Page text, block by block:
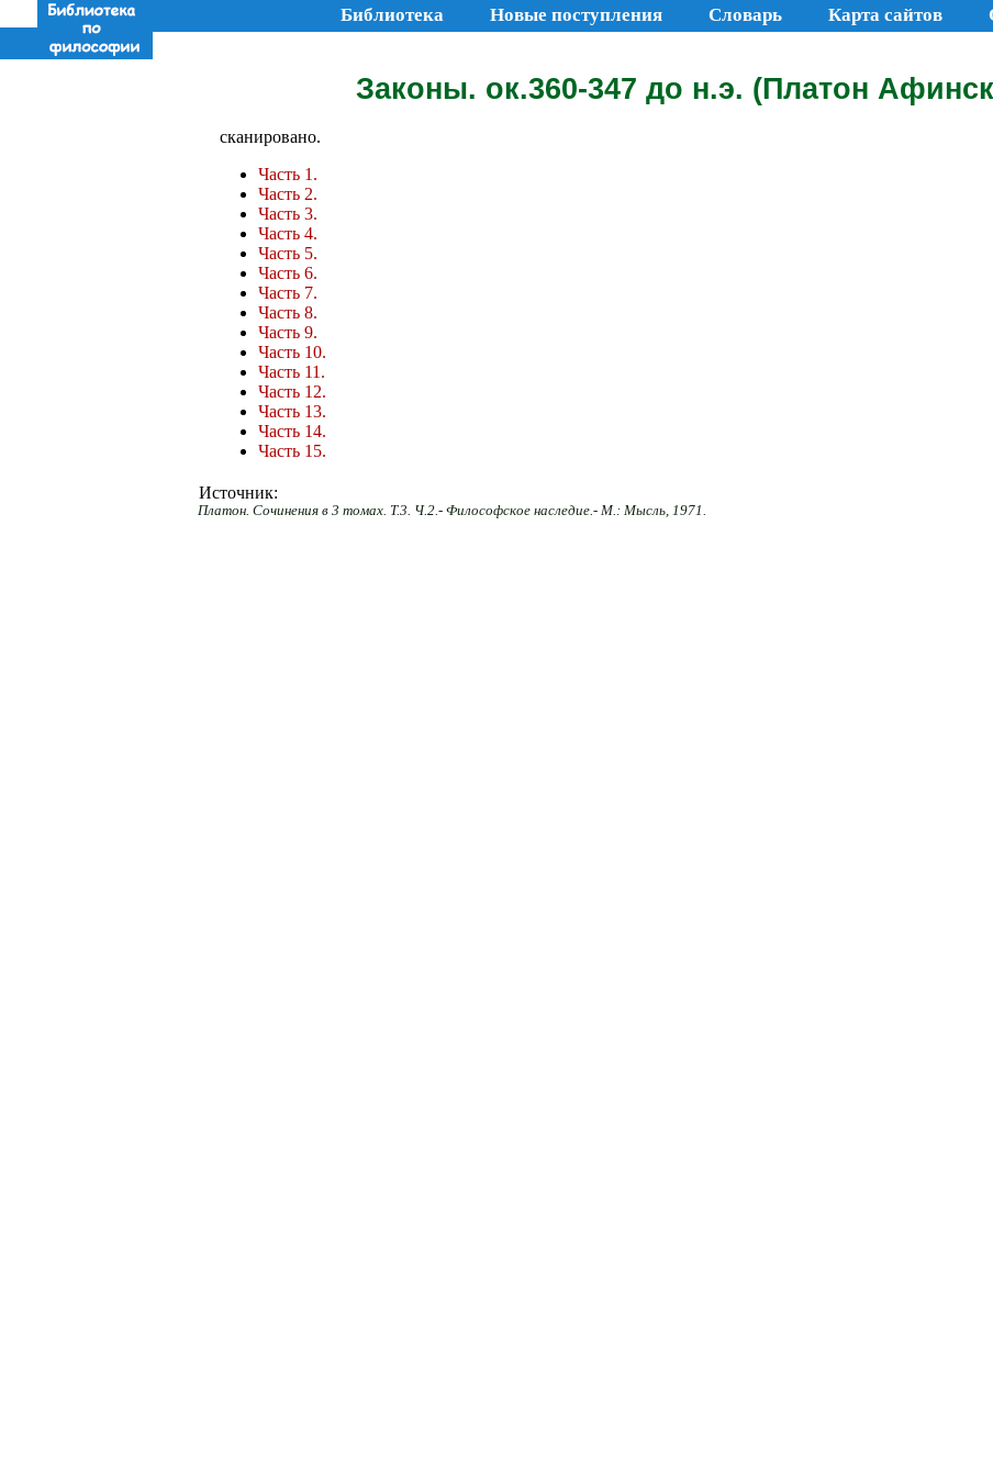
Библиотека Новые поступления Словарь Карта сайтов
Законы. ок.360-347 до н.э. (Платон
сканировано.
Часть 1.
Часть 2.
Часть 3.
Часть 4.
Часть 5.
Часть 6.
Часть 7.
Часть 8.
Часть 9.
Часть 10.
Часть 11.
Часть 12.
Часть 13.
Часть 14.
Часть 15.
Источник:
Платон. Сочинения в 3 томах. Т.3. Ч.2.- Философское наследие.- М.: Мысль, 1971.